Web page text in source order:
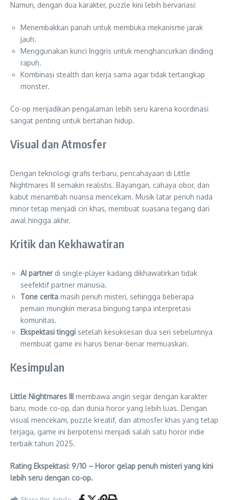
Namun, dengan dua karakter, puzzle kini lebih bervariasi:
Menembakkan panah untuk membuka mekanisme jarak
jauh.
Menggunakan kunci Inggris untuk menghancurkan dinding
rapuh.
Kombinasi stealth dan kerja sama agar tidak tertangkap
monster.
Co-op menjadikan pengalaman lebih seru karena koordinasi
sangat penting untuk bertahan hidup.
Visual dan Atmosfer
Dengan teknologi grafis terbaru, pencahayaan di Little
Nightmares III semakin realistis. Bayangan, cahaya obor, dan
kabut menambah nuansa mencekam. Musik latar penuh nada
minor tetap menjadi ciri khas, membuat suasana tegang dari
awal hingga akhir.
Kritik dan Kekhawatiran
AI partnerdi single-player kadang dikhawatirkan tidak
seefektif partner manusia.
Tone cerita masih penuh misteri, sehingga beberapa
pemain mungkin merasa bingung tanpa interpretasi
komunitas.
Ekspektasi tinggi setelah kesuksesan dua seri sebelumnya
membuat game ini harus benar-benar memuaskan.
Kesimpulan
Little Nightmares III membawa angin segar dengan karakter
baru, mode co-op, dan dunia horor yang lebih luas. Dengan
visual mencekam, puzzle kreatif, dan atmosfer khas yang tetap
terjaga, game ini berpotensi menjadi salah satu horor indie
terbaik tahun 2025.
Rating Ekspektasi: 9/10 – Horor gelap penuh misteri yang kini
lebih seru dengan co-op.